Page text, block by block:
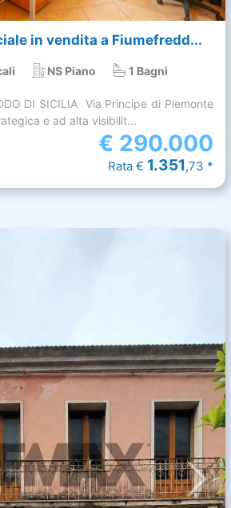
in vendita a Fiumefredd...
NS Piano 1 Bagni
DI SICILIA  Via Principe di Piemonte
e ad alta visibilit...
€ 290.000
Rata € 1.351,73 *